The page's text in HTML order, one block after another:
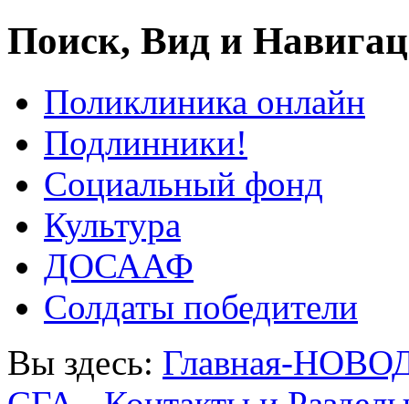
Поиск, Вид и
Поликлиника онлайн
Подлинники!
Социальный фонд
Культура
ДОСААФ
Солдаты победители
Вы здесь: Главная-